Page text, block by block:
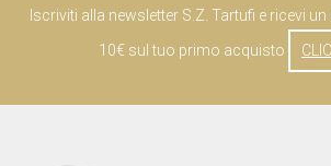
Iscriviti alla newsletter S.Z. Tartufi e ricevi
10€ sul tuo primo acquisto